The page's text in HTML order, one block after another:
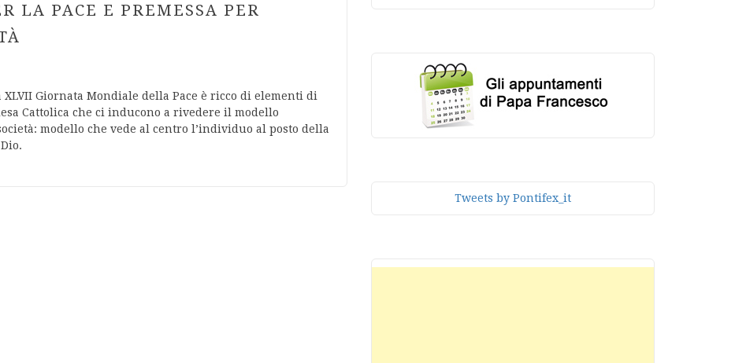
LA PACE E PREMESSA PER
Giornata Mondiale della Pace è ricco di elementi di
Cattolica che ci inducono a rivedere il modello
modello che vede al centro l’individuo al posto della
Tweets by Pontifex_it